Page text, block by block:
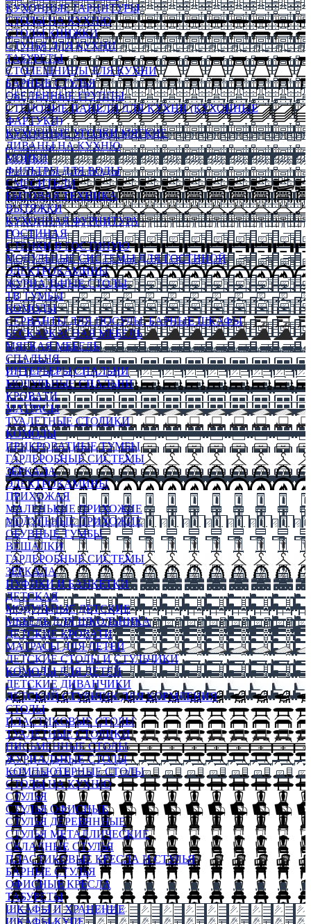
КУХОННЫЕ ГАРНИТУРЫ
СТОЛЫ НА КУХНЮ
СТОЛЫ КНИЖКИ
СТУЛЬЯ ДЛЯ КУХНИ
ТАБУРЕТЫ
СТОЛЕШНИЦЫ ДЛЯ КУХНИ
БАРНЫЕ СТУЛЬЯ
ОБЕДЕННЫЕ ГРУППЫ
СТЕНОВЫЕ ПАНЕЛИ ДЛЯ КУХНИ (КУХОННЫЕ
ФАРТУКИ)
КУХОННЫЕ УГОЛКИ МЯГКИЕ
ДИВАНЫ НА КУХНЮ
МОЙКИ
ФИЛЬТРЫ ДЛЯ ВОДЫ
СМЕСИТЕЛИ
БЫТОВАЯ ТЕХНИКА
ВЫТЯЖКИ
КУХОННАЯ ФУРНИТУРА
ГОСТИНАЯ
СТЕНКИ В ГОСТИНУЮ
МОДУЛЬНЫЕ СИСТЕМЫ ДЛЯ ГОСТИНОЙ
ЭЛЕКТРОКАМИНЫ
ЖУРНАЛЬНЫЕ СТОЛЫ
ТВ ТУМБЫ
КОМОДЫ
СЕРВАНТЫ ДЛЯ ПОСУДЫ, БАРНЫЕ ШКАФЫ
БЕСКАРКАСНАЯ МЕБЕЛЬ
МЯГКАЯ МЕБЕЛЬ
СПАЛЬНЯ
ИНТЕРЬЕРЫ СПАЛЬНИ
МОДУЛЬНЫЕ СПАЛЬНИ
КРОВАТИ
МАТРАСЫ
ТУАЛЕТНЫЕ СТОЛИКИ
КОМОДЫ
ПРИКРОВАТНЫЕ ТУМБЫ
ГАРДЕРОБНЫЕ СИСТЕМЫ
ЗЕРКАЛА
ЭЛЕКТРОКАМИНЫ
ПРИХОЖАЯ
МАЛЕНЬКИЕ ПРИХОЖИЕ
МОДУЛЬНЫЕ ПРИХОЖИЕ
ОБУВНЫЕ ТУМБЫ
ВЕШАЛКИ
ГАРДЕРОБНЫЕ СИСТЕМЫ
ЗЕРКАЛА
ПУФИКИ И БАНКЕТКИ
ДЕТСКАЯ
МОДУЛЬНЫЕ ДЕТСКИЕ
МЕБЕЛЬ ДЛЯ ШКОЛЬНИКА
ДЕТСКИЕ КРОВАТИ
МАТРАСЫ ДЛЯ ДЕТЕЙ
ДЕТСКИЕ СТОЛЫ И СТУЛЬЧИКИ
КОМОДЫ ДЛЯ ДЕТЕЙ
ДЕТСКИЕ ДИВАНЧИКИ
ДЕТСКИЙ СТУЛЬЧИК ДЛЯ КОРМЛЕНИЯ
СТОЛЫ
ПЛАСТИКОВЫЕ СТОЛЫ
ТУАЛЕТНЫЕ СТОЛИКИ
ПИСЬМЕННЫЕ СТОЛЫ
ЖУРНАЛЬНЫЕ СТОЛЫ
КОМПЬЮТЕРНЫЕ СТОЛЫ
СТОЛЫ НА КУХНЮ
СТУЛЬЯ
СТУЛЬЯ ОФИСНЫЕ
СТУЛЬЯ ДЕРЕВЯННЫЕ
СТУЛЬЯ МЕТАЛЛИЧЕСКИЕ
СКЛАДНЫЕ СТУЛЬЯ
ПЛАСТИКОВЫЕ КРЕСЛА И СТУЛЬЯ
БАРНЫЕ СТУЛЬЯ
ОФИСНЫЕ КРЕСЛА
ТАБУРЕТЫ
ШКАФЫ И ХРАНЕНИЕ